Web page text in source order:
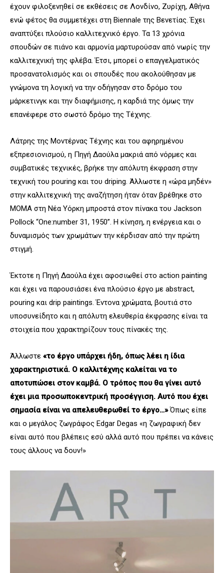
έχουν φιλοξενηθεί σε εκθέσεις σε Λονδίνο, Ζυρίχη, Αθήνα
ενώ φέτος θα συμμετέχει στη Biennale της Βενετίας. Έχει
αναπτύξει πλούσιο καλλιτεχνικό έργο. Τα 13 χρόνια
σπουδών σε πιάνο και αρμονία μαρτυρούσαν από νωρίς την
καλλιτεχνική της φλέβα. Έτσι, μπορεί ο επαγγελματικός
προσανατολισμός και οι σπουδές που ακολούθησαν με
γνώμονα τη λογική να την οδήγησαν στο δρόμο του
μάρκετινγκ και την διαφήμισης, η καρδιά της όμως την
επανέφερε στο σωστό δρόμο της Τέχνης.
Λάτρης της Μοντέρνας Τέχνης και του αφηρημένου
εξπρεσιονισμού, η Πηγή Δαούλα μακριά από νόρμες και
συμβατικές τεχνικές, βρήκε την απόλυτη έκφραση στην
τεχνική του pouring και του driping. Άλλωστε η «ώρα μηδέν»
στην καλλιτεχνική της αναζήτηση ήταν όταν βρέθηκε στο
MOMA στη Νέα Υόρκη μπροστά στον πίνακα του Jackson
Pollock “One:number 31, 1950”. Η κίνηση, η ενέργεια και ο
δυναμισμός των χρωμάτων την κέρδισαν από την πρώτη
στιγμή.
Έκτοτε η Πηγή Δαούλα έχει αφοσιωθεί στο action painting
και έχει να παρουσιάσει ένα πλούσιο έργο με abstract,
pouring και drip paintings. Έντονα χρώματα, βουτιά στο
υποσυνείδητο και η απόλυτη ελευθερία έκφρασης είναι τα
στοιχεία που χαρακτηρίζουν τους πίνακές της.
Άλλωστε «το έργο υπάρχει ήδη, όπως λέει η ίδια
χαρακτηριστικά. Ο καλλιτέχνης καλείται να το
αποτυπώσει στον καμβά. Ο τρόπος που θα γίνει αυτό
έχει μια προσωποκεντρική προσέγγιση. Αυτό που έχει
σημασία είναι να απελευθερωθεί το έργο…»Όπως είπε
και ο μεγάλος ζωγράφος Edgar Degas «η ζωγραφική δεν
είναι αυτό που βλέπεις εσύ αλλά αυτό που πρέπει να κάνεις
τους άλλους να δουν!»